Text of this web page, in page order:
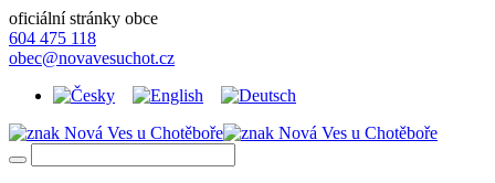
oficiální stránky obce
604 475 118
obec@novavesuchot.cz